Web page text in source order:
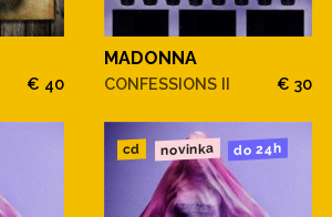
€ 40
MADONNA
CONFESSIONS II € 30
cd novinka do 24h